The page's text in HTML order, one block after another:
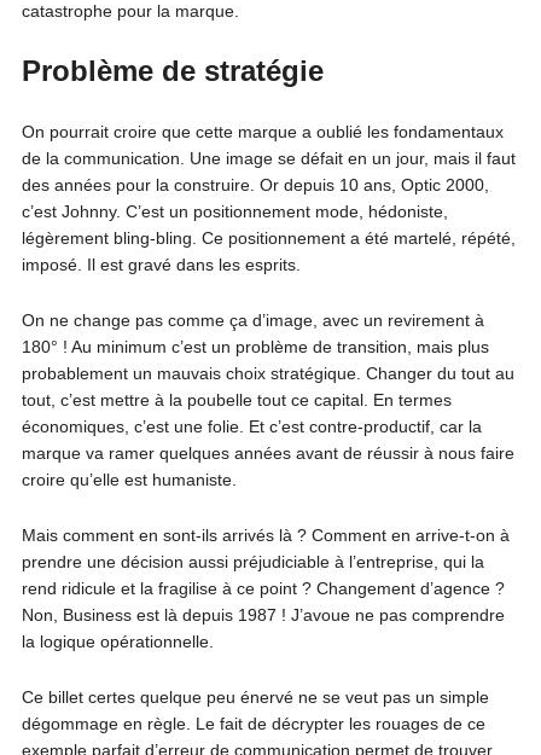
catastrophe pour la marque.
Problème de stratégie
On pourrait croire que cette marque a oublié les fondamentaux
de la communication. Une image se défait en un jour, mais il faut
des années pour la construire. Or depuis 10 ans, Optic 2000,
c’est Johnny. C’est un positionnement mode, hédoniste,
légèrement bling-bling. Ce positionnement a été martelé, répété,
imposé. Il est gravé dans les esprits.
On ne change pas comme ça d’image, avec un revirement à
180° ! Au minimum c’est un problème de transition, mais plus
probablement un mauvais choix stratégique. Changer du tout au
tout, c’est mettre à la poubelle tout ce capital. En termes
économiques, c’est une folie. Et c’est contre-productif, car la
marque va ramer quelques années avant de réussir à nous faire
croire qu’elle est humaniste.
Mais comment en sont-ils arrivés là ? Comment en arrive-t-on à
prendre une décision aussi préjudiciable à l’entreprise, qui la
rend ridicule et la fragilise à ce point ? Changement d’agence ?
Non, Business est là depuis 1987 ! J’avoue ne pas comprendre
la logique opérationnelle.
Ce billet certes quelque peu énervé ne se veut pas un simple
dégommage en règle. Le fait de décrypter les rouages de ce
exemple parfait d’erreur de communication permet de trouver